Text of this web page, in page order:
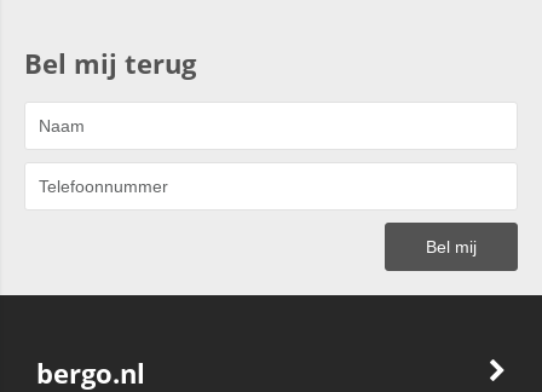
Bel mij terug
bergo.nl